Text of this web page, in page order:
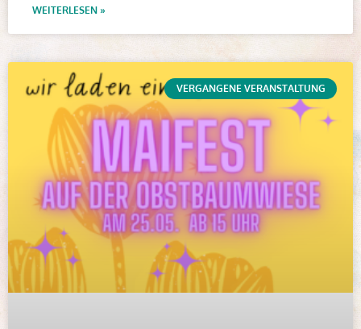
WEITERLESEN »
VERGANGENE VERANSTALTUNG